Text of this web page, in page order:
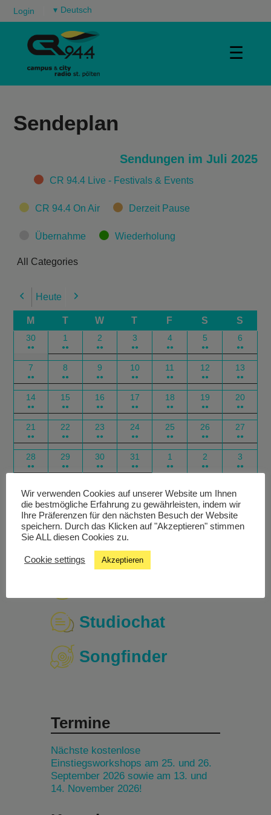
Login ▾
☰
Sendeplan
Sendungen im Juli 2025
CategoriesCR 94.4 Live - Festivals & Events
CR 94.4 On Air Derzeit Pause
Übernahme Wiederholung
All Categories
Previous
Heute Next
M T W T F S S
30
●●
1
●●
2
●●
3
●●
4
●●
5
●●
6
●●
7
●●
8
●●
9
●●
10
●●
11
●●
12
●●
13
●●
14
●●
15
●●
16
●●
17
●●
18
●●
19
●●
20
●●
21
●●
22
●●
23
●●
24
●●
25
●●
26
●●
27
●●
28
●●
29
●●
30
●●
31
●●
1
●●
2
●●
3
●●
Subscribe
in
Google
Subscribe
in
Outlook
Export
for
Google
Export
for
Outlook
Studiochat
Songfinder
Termine
Nächste kostenlose
Einstiegsworkshops am 25. und 26.
September 2026 sowie am 13. und
14. November 2026!
Wir verwenden Cookies auf unserer Website um Ihnen
die bestmögliche Erfahrung zu gewährleisten, indem wir
Ihre Präferenzen für den nächsten Besuch der Website
speichern. Durch das Klicken auf "Akzeptieren" stimmen
Sie ALL diesen Cookies zu.
Cookie settings Akzeptieren